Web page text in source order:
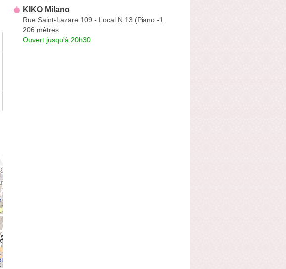
KIKO Milano
Rue Saint-Lazare 109 - Local N.13 (Piano -1
206 mètres
Ouvert jusqu'à 20h30